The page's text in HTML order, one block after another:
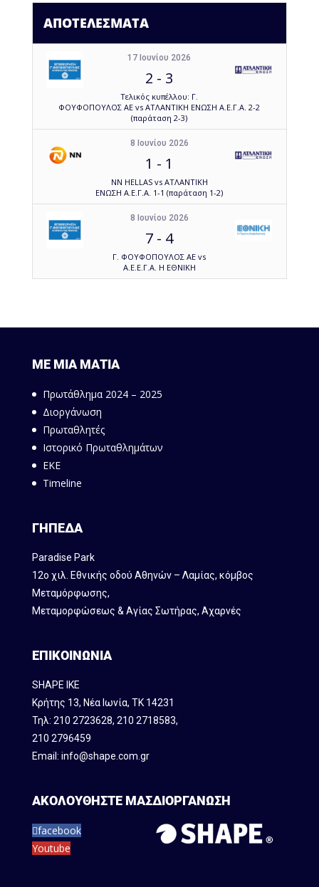
ΑΠΟΤΕΛΕΣΜΑΤΑ
17 Ιουνίου 2026
2 - 3
Τελικός κυπέλλου: Γ.
ΦΟΥΦΟΠΟΥΛΟΣ ΑΕ vs ΑΤΛΑΝΤΙΚΗ ΕΝΩΣΗ Α.Ε.Γ.Α. 2-2
(παράταση 2-3)
8 Ιουνίου 2026
1 - 1
NN HELLAS vs ΑΤΛΑΝΤΙΚΗ
ΕΝΩΣΗ Α.Ε.Γ.Α. 1-1 (παράταση 1-2)
8 Ιουνίου 2026
7 - 4
Γ. ΦΟΥΦΟΠΟΥΛΟΣ ΑΕ vs
Α.Ε.Ε.Γ.Α. Η ΕΘΝΙΚΗ
ΜΕ ΜΙΑ ΜΑΤΙΑ
Πρωτάθλημα 2024 – 2025
Διοργάνωση
Πρωταθλητές
Ιστορικό Πρωταθλημάτων
ΕΚΕ
Timeline
ΓΗΠΕΔΑ
Paradise Park
12ο χιλ. Εθνικής οδού Αθηνών – Λαμίας, κόμβος
Mεταμόρφωσης,
Μεταμορφώσεως & Αγίας Σωτήρας, Αχαρνές
ΕΠΙΚΟΙΝΩΝΙΑ
SHAPE IKE
Κρήτης 13, Νέα Ιωνία, ΤΚ 14231
Τηλ: 210 2723628, 210 2718583,
210 2796459
Email: info@shape.com.gr
ΑΚΟΛΟΥΘΗΣΤΕ ΜΑΣ
facebook
Youtube
ΔΙΟΡΓΑΝΩΣΗ